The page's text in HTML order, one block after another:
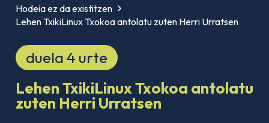
Hodeia ez da existitzen
Lehen TxikiLinux Txokoa antolatu zuten Herri Urratsen
duela 4 urte
Lehen TxikiLinux Txokoa antolatu
zuten Herri Urratsen